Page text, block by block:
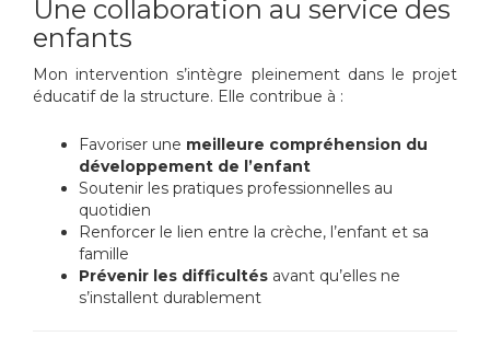
Une collaboration au service des
enfants
Mon intervention s’intègre pleinement dans le projet
éducatif de la structure. Elle contribue à :
Favoriser une meilleure compréhension du
développement de l’enfant
Soutenir les pratiques professionnelles au
quotidien
Renforcer le lien entre la crèche, l’enfant et sa
famille
Prévenir les difficultés avant qu’elles ne
s’installent durablement